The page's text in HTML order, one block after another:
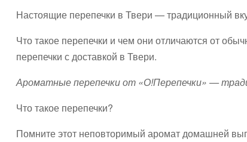
Настоящие перепечки в Твери — традиционный
Что такое перепечки и чем они отличаются от
перепечки с доставкой в Твери.
Ароматные перепечки от «О!Перепечки» —
Что такое перепечки?
Помните этот неповторимый аромат домашней